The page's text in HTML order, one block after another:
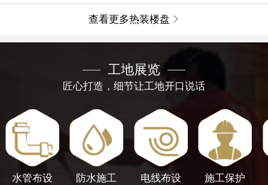
查看更多热装楼盘 
工地展览
匠心打造，细节让工地开口说话
水管布设 防水施工 电线布设 施工保护